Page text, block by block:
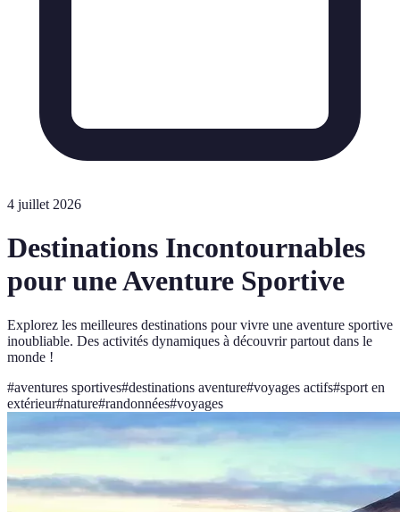
4 juillet 2026
Destinations Incontournables
pour une Aventure Sportive
Explorez les meilleures destinations pour vivre une aventure sportive
inoubliable. Des activités dynamiques à découvrir partout dans le
monde !
#aventures sportives#destinations aventure#voyages actifs#sport en
extérieur#nature#randonnées#voyages